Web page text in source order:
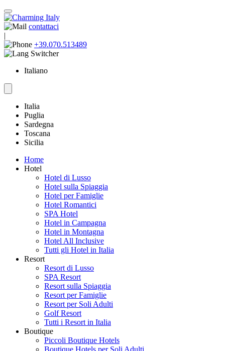
contattaci
|
+39.070.513489
Italiano
Italia
Puglia
Sardegna
Toscana
Sicilia
Home
Hotel
Hotel di Lusso
Hotel sulla Spiaggia
Hotel per Famiglie
Hotel Romantici
SPA Hotel
Hotel in Campagna
Hotel in Montagna
Hotel All Inclusive
Tutti gli Hotel in Italia
Resort
Resort di Lusso
SPA Resort
Resort sulla Spiaggia
Resort per Famiglie
Resort per Soli Adulti
Golf Resort
Tutti i Resort in Italia
Boutique
Piccoli Boutique Hotels
Boutique Hotels per Soli Adulti